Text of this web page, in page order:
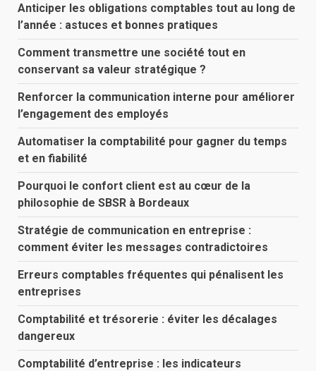
Anticiper les obligations comptables tout au long de
l’année : astuces et bonnes pratiques
Comment transmettre une société tout en
conservant sa valeur stratégique ?
Renforcer la communication interne pour améliorer
l’engagement des employés
Automatiser la comptabilité pour gagner du temps
et en fiabilité
Pourquoi le confort client est au cœur de la
philosophie de SBSR à Bordeaux
Stratégie de communication en entreprise :
comment éviter les messages contradictoires
Erreurs comptables fréquentes qui pénalisent les
entreprises
Comptabilité et trésorerie : éviter les décalages
dangereux
Comptabilité d’entreprise : les indicateurs